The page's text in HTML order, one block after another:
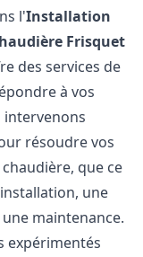
l'Installation
Frisquet
des services de
à vos
intervenons
résoudre vos
que ce
une
maintenance.
expérimentés